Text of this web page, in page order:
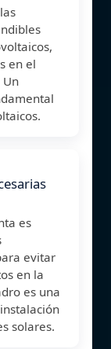
en el
Un
es
evitar
en la
es una
solares.